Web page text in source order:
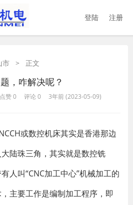
登陆 注册
市 > 正文
题，咋解决呢？
点赞 0 评论 0 3年前 (2023-05-09)
或数控机床其实是香港那边
陆珠三角，其实就是数控铣
人叫“CNC加工中心”机械加工的
主要工作是编制加工程序，即